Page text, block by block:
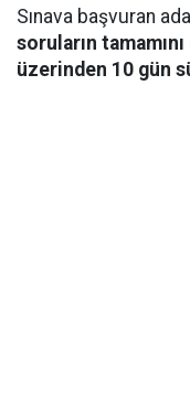
Sınava başvuran
soruların
üzerinden 10 gün